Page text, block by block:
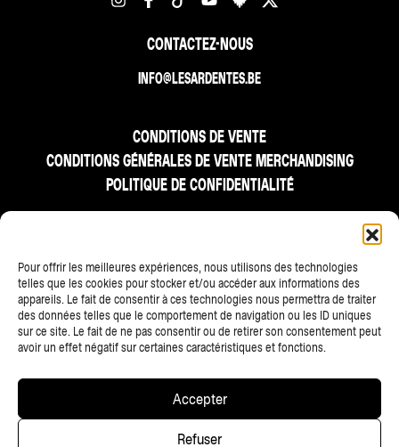
Pour offrir les meilleures expériences, nous utilisons des technologies
telles que les cookies pour stocker et/ou accéder aux informations des
appareils. Le fait de consentir à ces technologies nous permettra de traiter
des données telles que le comportement de navigation ou les ID uniques
sur ce site. Le fait de ne pas consentir ou de retirer son consentement peut
avoir un effet négatif sur certaines caractéristiques et fonctions.
Accepter
Refuser
CONTACTEZ-NOUS
INFO@LESARDENTES.BE
CONDITIONS DE VENTE
CONDITIONS GÉNÉRALES DE VENTE MERCHANDISING
POLITIQUE DE CONFIDENTIALITÉ